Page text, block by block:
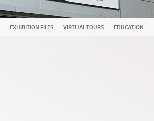
EXHIBITION FILES VIRTUAL TOURS EDUCATION